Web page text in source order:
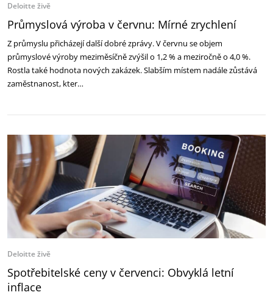
Deloitte živě
Průmyslová výroba v červnu: Mírné zrychlení
Z průmyslu přicházejí další dobré zprávy. V červnu se objem
průmyslové výroby meziměsíčně zvýšil o 1,2 % a meziročně o 4,0 %.
Rostla také hodnota nových zakázek. Slabším místem nadále zůstává
zaměstnanost, kter…
Deloitte živě
Spotřebitelské ceny v červenci: Obvyklá letní
inflace